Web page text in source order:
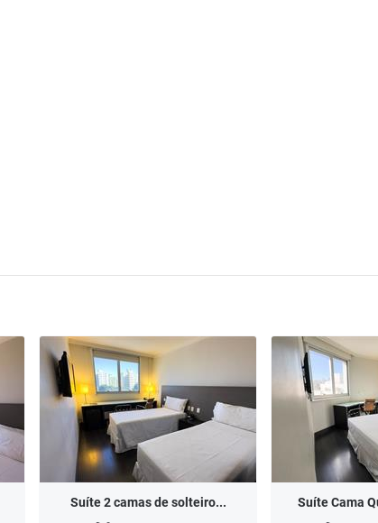
Suíte 2 camas de solteiro... Suíte Cama